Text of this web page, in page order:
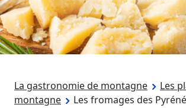
La gastronomie de montagne
Les
montagne
Les fromages des